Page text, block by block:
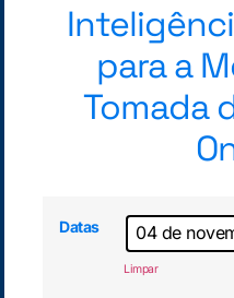
para a
Tomada
Datas 04 de
Limpar